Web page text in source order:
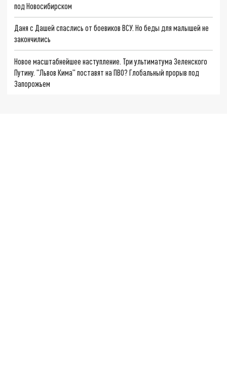
под Новосибирском
Даня с Дашей спаслись от боевиков ВСУ. Но беды для малышей не
закончились
Новое масштабнейшее наступление. Три ультиматума Зеленского
Путину. "Львов Кима" поставят на ПВО? Глобальный прорыв под
Запорожьем